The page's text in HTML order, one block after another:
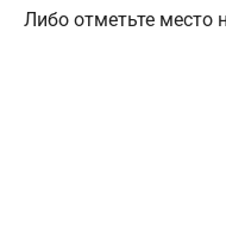
Либо отметьте место